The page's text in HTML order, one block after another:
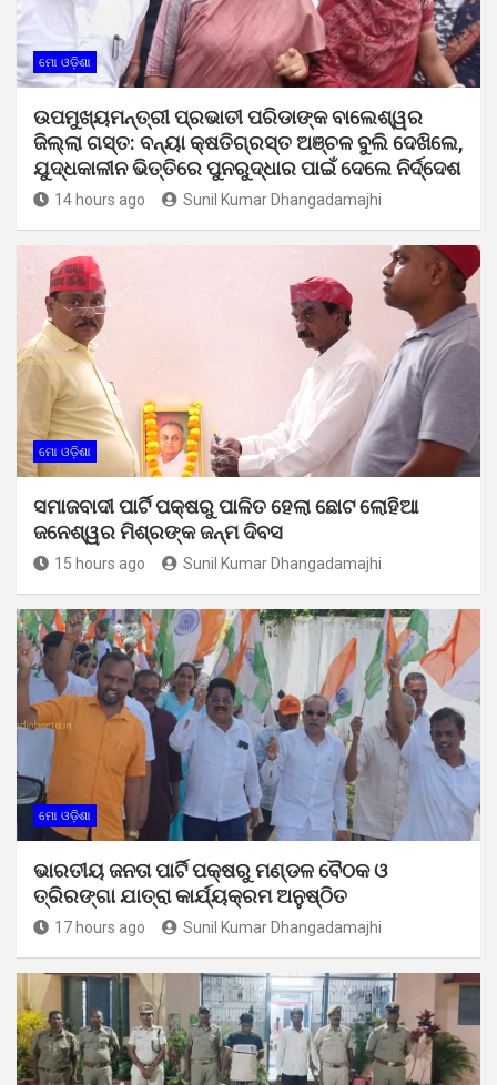
ମୋ ଓଡ଼ିଶା
ଉପମୁଖ୍ୟମନ୍ତ୍ରୀ ପ୍ରଭାତୀ ପରିଡାଙ୍କ ବାଲେଶ୍ୱର
ଜିଲ୍ଲା ଗସ୍ତ: ବନ୍ୟା କ୍ଷତିଗ୍ରସ୍ତ ଅଞ୍ଚଳ ବୁଲି ଦେଖିଲେ,
ଯୁଦ୍ଧକାଳୀନ ଭିତ୍ତିରେ ପୁନରୁଦ୍ଧାର ପାଇଁ ଦେଲେ ନିର୍ଦ୍ଦେଶ
14 hours ago Sunil Kumar Dhangadamajhi
ମୋ ଓଡ଼ିଶା
ସମାଜବାଦୀ ପାର୍ଟି ପକ୍ଷରୁ ପାଳିତ ହେଲା ଛୋଟ ଲୋହିଆ
ଜନେଶ୍ୱର ମିଶ୍ରଙ୍କ ଜନ୍ମ ଦିବସ
15 hours ago Sunil Kumar Dhangadamajhi
ମୋ ଓଡ଼ିଶା
ଭାରତୀୟ ଜନତା ପାର୍ଟି ପକ୍ଷରୁ ମଣ୍ଡଳ ବୈଠକ ଓ
ତ୍ରିରଙ୍ଗା ଯାତ୍ରା କାର୍ଯ୍ୟକ୍ରମ ଅନୁଷ୍ଠିତ
17 hours ago Sunil Kumar Dhangadamajhi